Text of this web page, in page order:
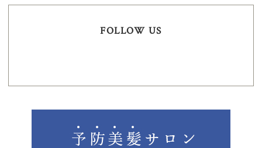
FOLLOW US